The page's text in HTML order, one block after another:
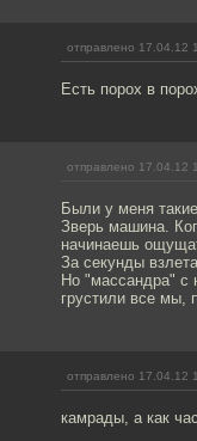
отправлено 17.04.12
Есть порох в
отправлено 17.04.12
Были у меня
Зверь машина.
начинаешь
За секунды
Но "массандра" с
грустили все мы,
отправлено 17.04.12
камрады, а как